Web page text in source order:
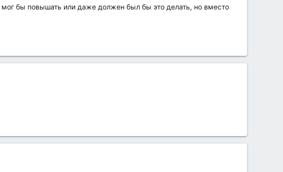
мог бы повышать или даже должен был бы это делать, но вместо